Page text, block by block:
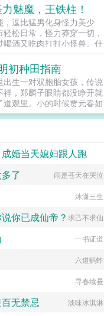
只能走独木桥，要是越
不客气！摄政王赶紧扶着
妻乖，别闹，小心动了胎
魅魔，王铁柱！
，逗比猛男化身怪力美少
轻松日常，怪力莽穿一切，
喝酒又吃肉打打小怪兽。什
！走开，你们这些该死的
无人不识我！绝世美人王
哥，你有可能成为超人啊！
个超人？咸蛋超人啊！不
个裤衩穿外面，到处溜达那
我知道，就是跟蝙蝠侠大战
对对对，就是他。我看
着，还有神奇女侠，小丑
啥的，都来了。但没看见
！等会儿？柱哥，你看的是
？...
初种田指南
出生一对双胞胎女孩，传说
祥，郑麟子眼睛都没睁开就
道观里。小的时候贾元春如
，郑麟子如路边狗尾巴草。
春进入深宫从此战战兢
家族父母机关算尽。郑麟
点经营自己的小日子，倒
有味。因为养牛让牛痘提
新月异，但是荣国府却突然
咱们不是一家人。以下是预
门继承法上位的千古一帝在
子，如果愿意，就让长孙皇
做秦二世，还厚脸皮想把贞
外号子央的考古系倒霉蛋大
人问她愿不愿意去给秦始皇
婚当天媳妇跟人跑
社恐啊社恐
了 雨是苍天在哭泣
沐潇三生
你已成仙帝？ 求己不求仙
一书证道
六道蚂蚱
寻春续昼
无禁忌 淡味冰淇淋